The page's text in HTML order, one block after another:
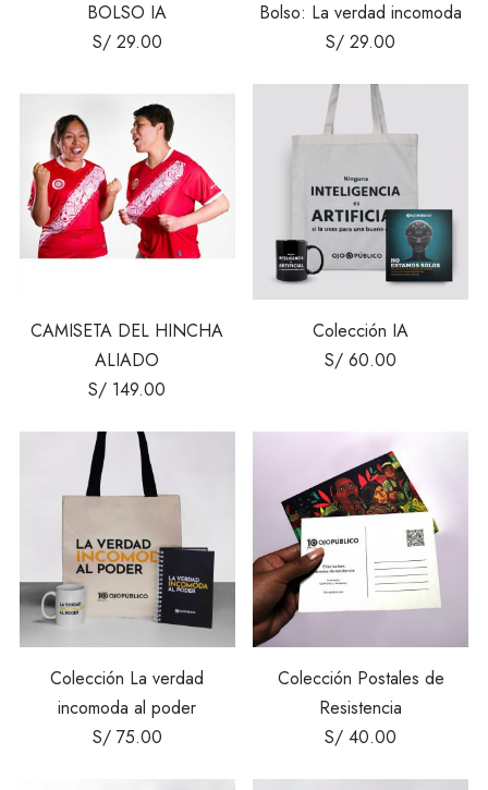
BOLSO IA
S/29.00
Bolso: La verdad incomoda
S/ 29.00
CAMISETA DEL HINCHA
ALIADO
S/ 149.00
Colección IA
S/ 60.00
Colección La verdad
incomoda al poder
S/75.00
Colección Postales de
Resistencia
S/ 40.00